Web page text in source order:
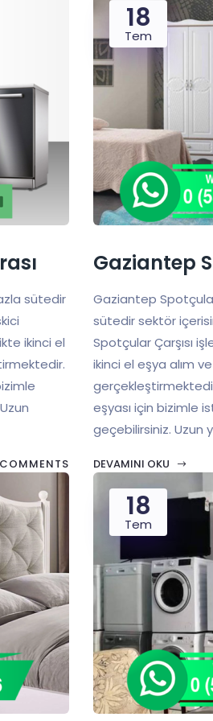
sütedir
ikinci el
18
Tem
Gaziantep
Gaziantep Spotçular
sütedir sektör
Spotçular Çarşısı
ikinci el eşya alım
eşyası için bizimle
geçebilirsiniz. Uzun
DEVAMINI OKU
18
Tem